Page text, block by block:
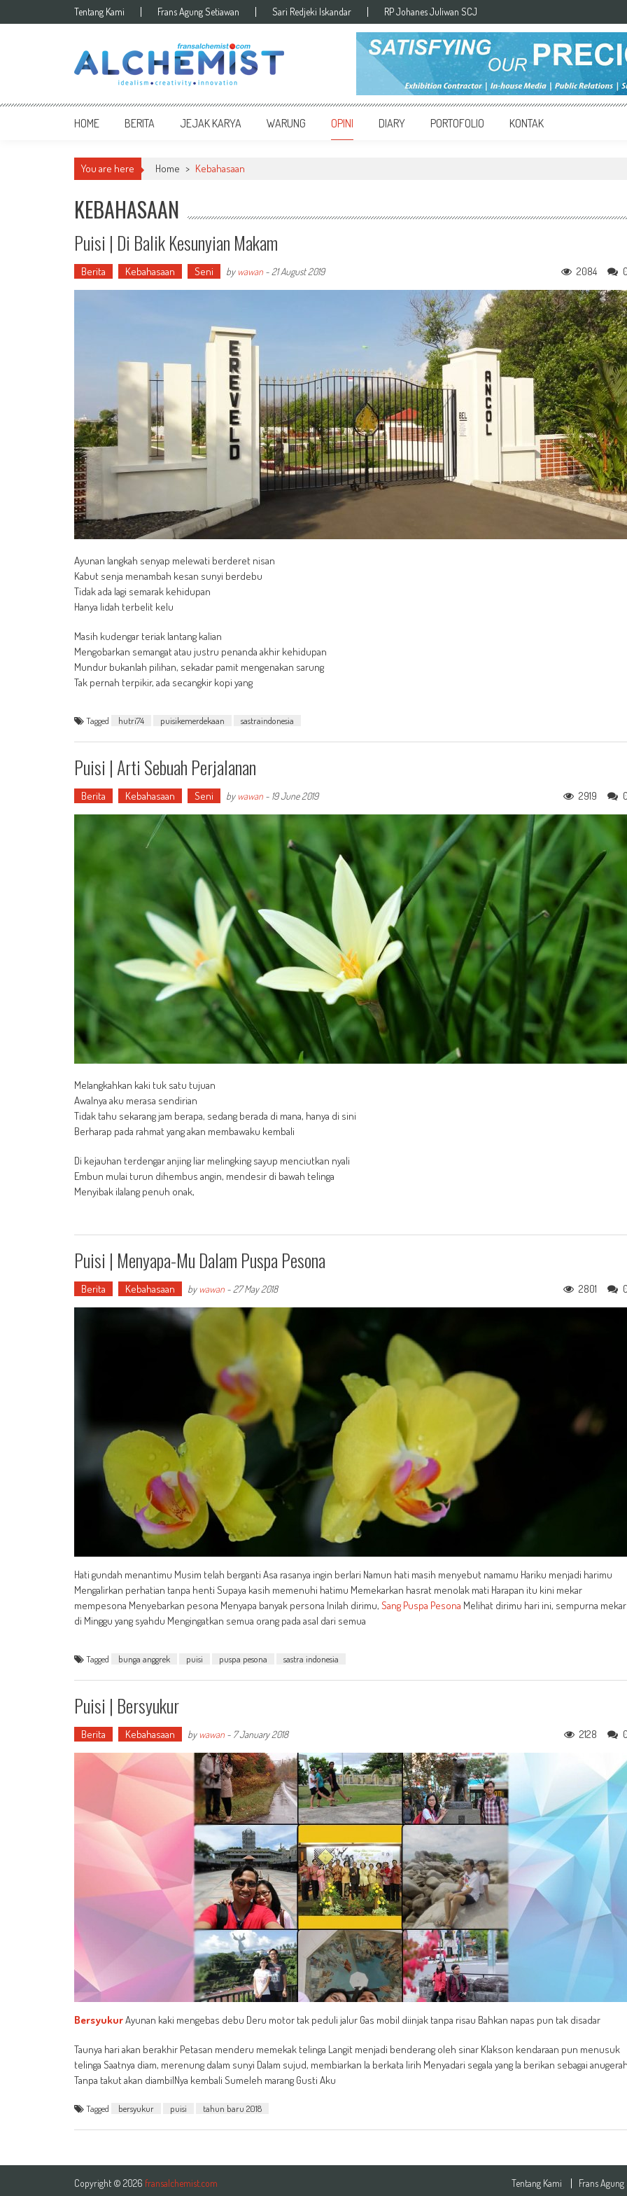
Tentang Kami Frans Agung Setiawan Sari Redjeki Iskandar RP Johanes Juliwan SCJ
HOME BERITA JEJAK KARYA WARUNG OPINI DIARY PORTOFOLIO KONTAK
You are here Home > Kebahasaan
KEBAHASAAN
Puisi | Di Balik Kesunyian Makam
Berita Kebahasaan Seni by wawan - 21 August 2019 2084
Ayunan langkah senyap melewati berderet nisan
Kabut senja menambah kesan sunyi berdebu
Tidak ada lagi semarak kehidupan
Hanya lidah terbelit kelu
Masih kudengar teriak lantang kalian
Mengobarkan semangat atau justru penanda akhir kehidupan
Mundur bukanlah pilihan, sekadar pamit mengenakan sarung
Tak pernah terpikir, ada secangkir kopi yang
Tagged hutri74 puisikemerdekaan sastraindonesia
Puisi | Arti Sebuah Perjalanan
Berita Kebahasaan Seni by wawan - 19 June 2019 2919
Melangkahkan kaki tuk satu tujuan
Awalnya aku merasa sendirian
Tidak tahu sekarang jam berapa, sedang berada di mana, hanya di sini
Berharap pada rahmat yang akan membawaku kembali
Di kejauhan terdengar anjing liar melingking sayup menciutkan nyali
Embun mulai turun dihembus angin, mendesir di bawah telinga
Menyibak ilalang penuh onak,
Puisi | Menyapa-Mu Dalam Puspa Pesona
Berita Kebahasaan by wawan - 27 May 2018 2801
Hati gundah menantimu Musim telah berganti Asa rasanya ingin berlari Namun hati masih menyebut namamu Hariku menjadi harimu
Mengalirkan perhatian tanpa henti Supaya kasih memenuhi hatimu Memekarkan hasrat menolak mati Harapan itu kini mekar
mempesona Menyebarkan pesona Menyapa banyak persona Inilah dirimu, Sang Puspa Pesona Melihat dirimu hari ini, sempurna mekar
di Minggu yang syahdu Mengingatkan semua orang pada asal dari semua
Tagged bunga anggrek puisi puspa pesona sastra indonesia
Puisi | Bersyukur
Berita Kebahasaan by wawan - 7 January 2018 2128
BersyukurAyunan kaki mengebas debu Deru motor tak peduli jalur Gas mobil diinjak tanpa risau Bahkan napas pun tak disadar
Taunya hari akan berakhir Petasan menderu memekak telinga Langit menjadi benderang oleh sinar Klakson kendaraan pun menusuk
telinga Saatnya diam, merenung dalam sunyi Dalam sujud, membiarkan Ia berkata lirih Menyadari segala yang Ia berikan sebagai
Tanpa takut akan diambilNya kembali Sumeleh marang Gusti Aku
Tagged bersyukur puisi tahun baru 2018
Copyright © 2026 fransalchemist.com Tentang Kami Frans